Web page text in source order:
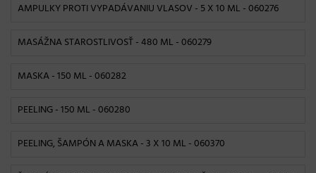
AMPULKY PROTI VYPADÁVANIU VLASOV - 5 X 10 ML - 060276
MASÁŽNA STAROSTLIVOSŤ - 480 ML - 060279
MASKA - 150 ML - 060282
PEELING - 150 ML - 060280
PEELING, ŠAMPÓN A MASKA - 3 X 10 ML - 060370